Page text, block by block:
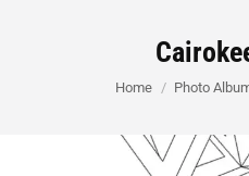
You are here:
Home Photo